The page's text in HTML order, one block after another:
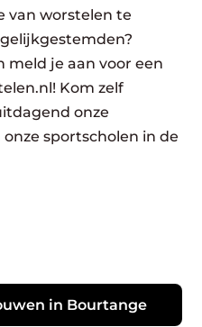
van worstelen te
meld je aan voor een
Kom zelf
onze
onze sportscholen in de
in Bourtange